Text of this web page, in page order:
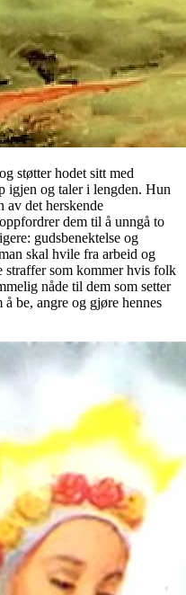
støtter hodet sitt med
igjen og taler i lengden. Hun
av det herskende
dem til å unngå to
gudsbenektelse og
skal hvile fra arbeid og
straffer som kommer hvis folk
nåde til dem som setter
be, angre og gjøre hennes